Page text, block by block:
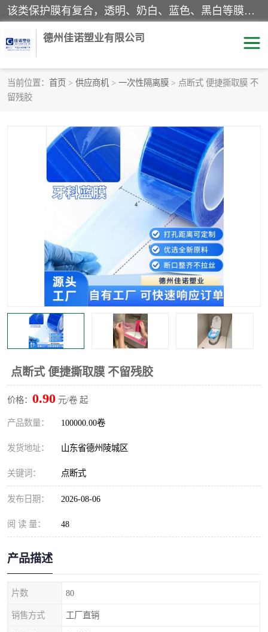
该类保护膜有复合，透明、奶白、蓝色、黑白等膜型。特高粘，高粘，中高粘，中粘，中低粘，低粘等。对于不同的粘力要求有相应的产品相适配。无胶渍残留污染。在较宽的收卷幅度下平整无皱纹，收卷长度大，利于机械化及自动化施工粘贴。为您的产品提供的表面保护解决方案。 产品广泛适用于：铝材、不锈钢、金属、塑料、电子、家电、家具、玻璃、化工材料、装饰材料等。
德州佳诺塑业有限公司
当前位置： 首页 > 供应商机 > 一次性隔离膜 > 点断式 便捷撕取膜 不
留残胶
点断式 便捷撕取膜 不留残胶
价格： 0.90 元/卷 起
产品数量： 100000.00卷
发货地址： 山东省德州陵城区
关键词： 点断式
发布日期： 2026-08-06
阅 读 量： 48
产品描述
片数 80
销售方式 工厂直销
pe保护膜
地毯保护膜 家具保护膜
拉伸缠绕膜 透明保护膜
黑白保护膜 乳白保护膜
纯黑保护膜
印字保护膜 彩钢板保护膜
不绣钢板保护膜 两边上胶保护膜
窗缝阻风胶带 铝板保护膜
不锈钢板保护膜 一次性隔离膜